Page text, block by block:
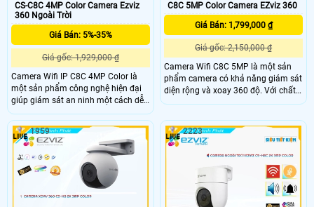
CS-C8C 4MP Color Camera Ezviz
360 Ngoài Trời
Giá Bán: 5%-35%
Giá gốc: 1,929,000 ₫
Camera Wifi IP C8C 4MP Color là
một sản phẩm công nghệ hiện đại
giúp giám sát an ninh một cách dễ
dàng và nhanh chóng. Độ phân giải
4MP cho hình ảnh cực kỳ rõ nét và
sắc nét. Bạn có thể kết nối camera
với mạng wifi trong nhà để xem
hình ảnh trực tiếp trên điện thoại di
động hoặc máy tính từ xa
C8C 5MP Color Camera EZviz 360
Giá Bán: 1,799,000 ₫
Giá gốc: 2,150,000 ₫
Camera Wifi C8C 5MP là một sản
phẩm camera có khả năng giám sát
diện rộng và xoay 360 độ. Với chất
lượng hình ảnh 5.0 MP và độ phân
kiệm băng thông và chi phí trong
quá trình sử dụng
1959 2223